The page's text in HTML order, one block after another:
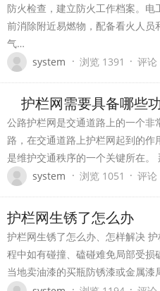
防火检查，建立防火工作档案。
前消除附近易燃物，配备看火人
气…
system · 浏览 1391 · 评论
护栏网需要具备哪些
公路护栏网是交通道路上的一个
路，在交通道路上护栏网起到的
是维护交通秩序的一个关键所在
system · 浏览 1051 · 评论
护栏网生锈了怎么办
护栏网生锈了怎么办、怎样解决
程中如有碰撞、磕碰难免局部受
当地卖油漆的买瓶防锈漆或金属漆